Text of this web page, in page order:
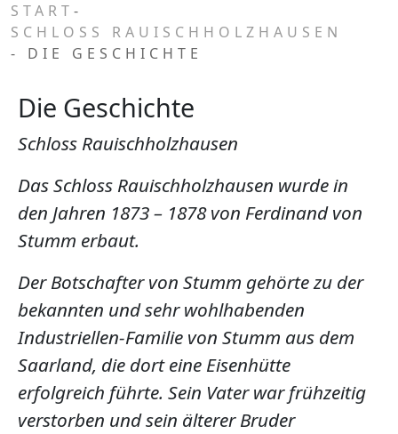
START -
SCHLOSS RAUISCHHOLZHAUSEN
- DIE GESCHICHTE
Die Geschichte
Schloss Rauischholzhausen
Das Schloss Rauischholzhausen wurde in
den Jahren 1873 – 1878 von Ferdinand von
Stumm erbaut.
Der Botschafter von Stumm gehörte zu der
bekannten und sehr wohlhabenden
Industriellen-Familie von Stumm aus dem
Saarland, die dort eine Eisenhütte
erfolgreich führte. Sein Vater war frühzeitig
verstorben und sein älterer Bruder